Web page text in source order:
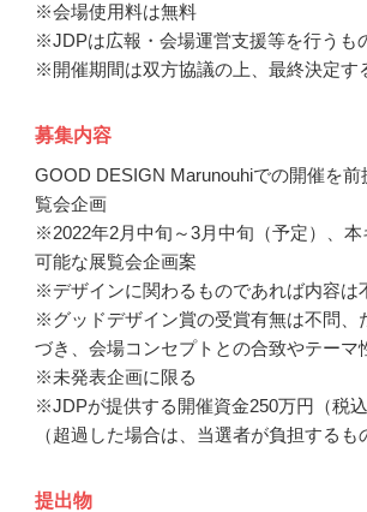
※会場使用料は無料
※JDPは広報・会場運営支援等を行うも
※開催期間は双方協議の上、最終決定す
募集内容
GOOD DESIGN Marunouhiでの開催を
覧会企画
※2022年2月中旬～3月中旬（予定）、
可能な展覧会企画案
※デザインに関わるものであれば内容は
※グッドデザイン賞の受賞有無は不問、
づき、会場コンセプトとの合致やテーマ
※未発表企画に限る
※JDPが提供する開催資金250万円（税
（超過した場合は、当選者が負担するも
提出物